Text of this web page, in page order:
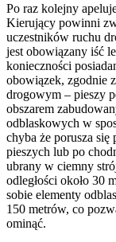
Po raz kolejny
Kierujący powinni
uczestników ruchu
jest obowiązany iść
konieczności
obowiązek, zgodnie
drogowym – pieszy
obszarem
odblaskowych w
chyba że porusza się
pieszych lub po
ubrany w ciemny
odległości około 30
sobie elementy
150 metrów, co
ominąć.